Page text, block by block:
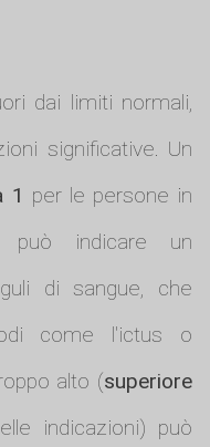
dai limiti normali,
significative. Un
1 per le persone in
può indicare un
di sangue, che
come l'ictus o
alto (superiore
indicazioni) può